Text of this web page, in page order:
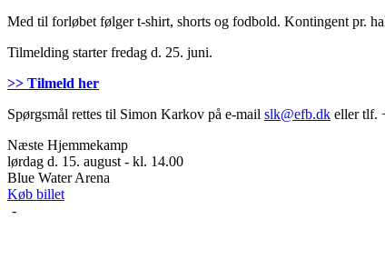
Med til forløbet følger t-shirt, shorts og fodbold. Kontingent pr.
Tilmelding starter fredag d. 25. juni.
>> Tilmeld her
Spørgsmål rettes til Simon Karkov på e-mail slk@efb.dk eller tlf.
Næste Hjemmekamp
lørdag d. 15. august - kl. 14.00
Blue Water Arena
Køb billet
-